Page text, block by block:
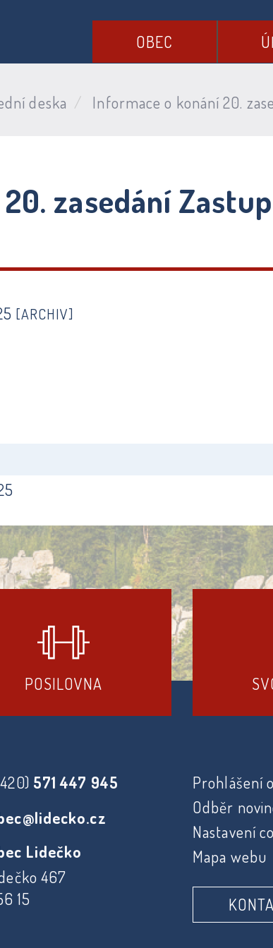
OBEC
deska Informace o konání 20.
zasedání
[ARCHIV]
POSILOVNA
571 447 945
Lidečko
467
15
Prohlášení
Odběr
Nastavení
Mapa webu